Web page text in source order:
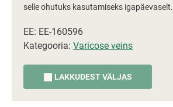
selle ohutuks kasutamiseks igapäevaselt.
EE: EE-160596
Kategooria: Varicose veins
LAKKUDEST VÄLJAS